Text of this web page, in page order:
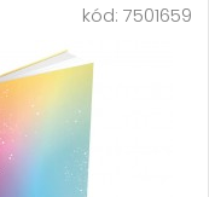
kód: 7501659